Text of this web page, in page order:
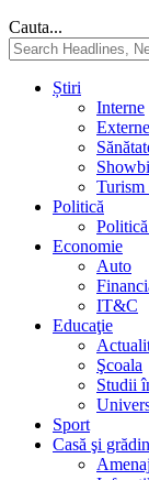
Cauta...
Știri
Interne
Externe
Turism
Politică
Economie
Auto
IT&C
Educaţie
Şcoala
Studii
Sport
Casă şi